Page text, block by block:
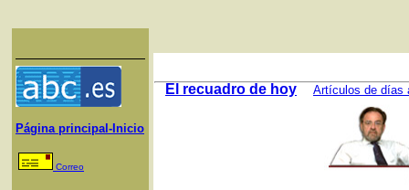
Página principal-Inicio
Correo
El recuadro de hoy Artículos de días